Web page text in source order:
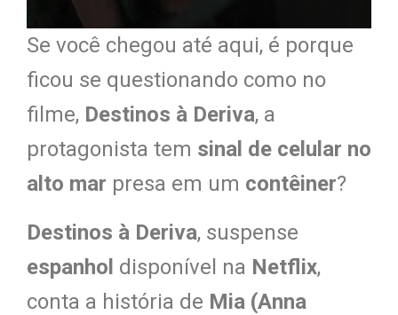
Se você chegou até aqui, é porque
ficou se questionando como no
filme, Destinos à Deriva, a
protagonista tem sinal de celular no
alto mar presa em um contêiner?
Destinos à Deriva, suspense
espanhol disponível na Netflix,
conta a história de Mia (Anna